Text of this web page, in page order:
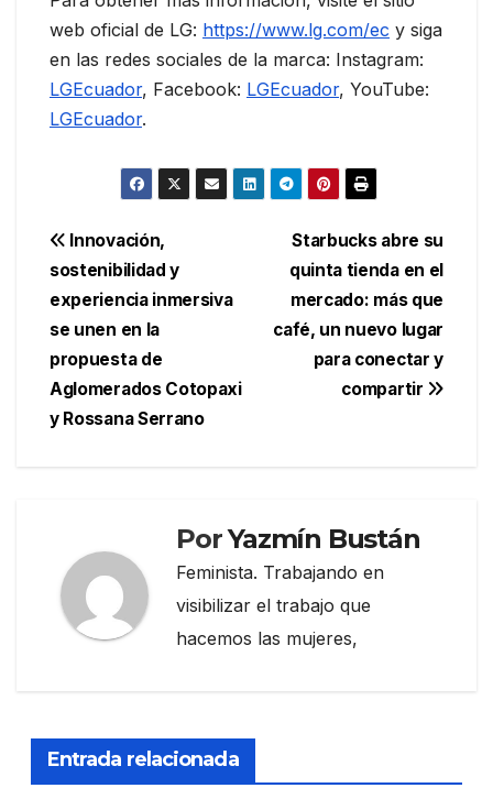
web oficial de LG: https://www.lg.com/ec y siga
en las redes sociales de la marca: Instagram:
LGEcuador, Facebook: LGEcuador, YouTube:
LGEcuador.
Navegación
de
entradas
Starbucks abre su
quinta tienda en el
mercado: más que
café, un nuevo lugar
para conectar y
compartir
Innovación,
sostenibilidad y
experiencia inmersiva
se unen en la
propuesta de
Aglomerados Cotopaxi
y Rossana Serrano
PorYazmín Bustán
Feminista. Trabajando en
visibilizar el trabajo que
hacemos las mujeres,
Entrada relacionada